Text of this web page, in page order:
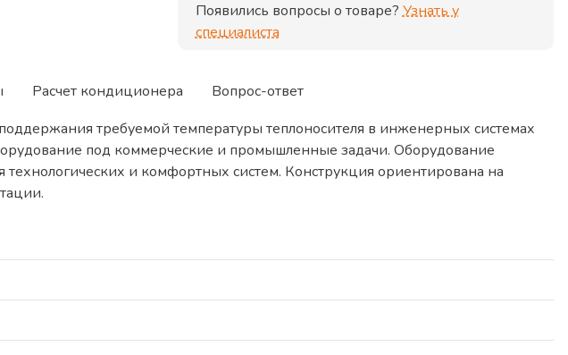
Появились вопросы о товаре? Узнать у
специалиста
Расчет кондиционера
Вопрос-ответ
требуемой температуры теплоносителя в инженерных системах
под коммерческие и промышленные задачи. Оборудование
и комфортных систем. Конструкция ориентирована на